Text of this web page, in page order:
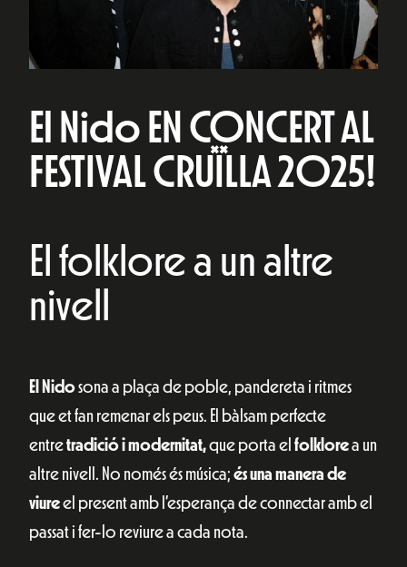
El Nido EN CONCERT AL
FESTIVAL CRUÏLLA 2025!
El folklore a un altre
nivell
El Nidosona a plaça de poble, pandereta i ritmes
que et fan remenar els peus. El bàlsam perfecte
entretradició i modernitat,que porta el folklorea un
altre nivell. No només és música; és una manera de
viureel present amb l’esperança de connectar amb el
passat i fer-lo reviure a cada nota.